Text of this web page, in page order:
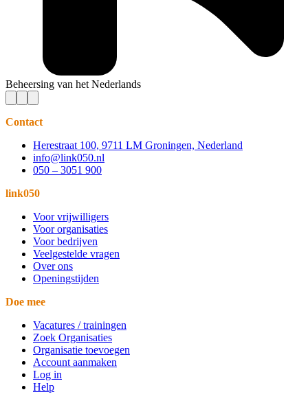
Beheersing van het Nederlands
Contact
Herestraat 100, 9711 LM Groningen, Nederland
info@link050.nl
050 – 3051 900
link050
Voor vrijwilligers
Voor organisaties
Voor bedrijven
Veelgestelde vragen
Over ons
Openingstijden
Doe mee
Vacatures / trainingen
Zoek Organisaties
Organisatie toevoegen
Account aanmaken
Log in
Help